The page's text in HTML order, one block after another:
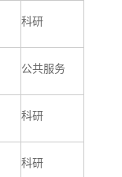
科研
公共服务
科研
科研